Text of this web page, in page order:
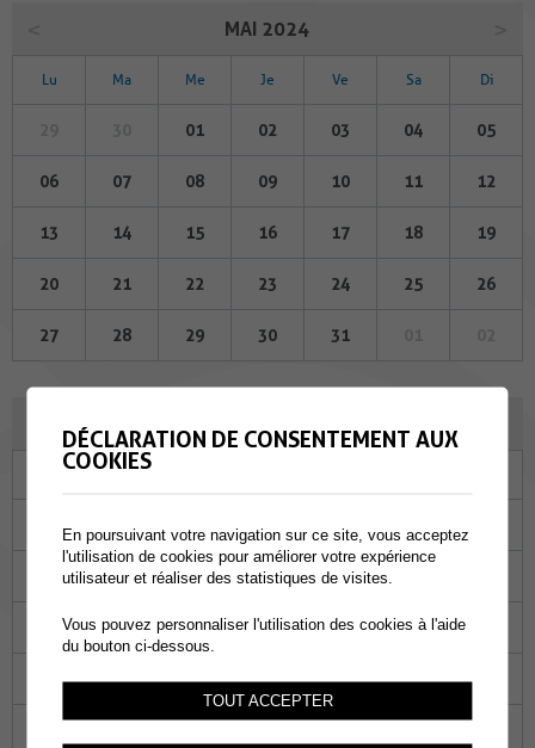
MAI 2024
Lu Ma Me Je Ve Sa Di
01 02 03 04 05
06 07 08 09 10 11 12
13 14 15 16 17 18 19
20 21 22 23 24 25 26
27 28 29 30 31
Ma
30 31
04 05 06 07
11 12 13 14 15
18 19 20 21 22
DÉCLARATION DE CONSENTEMENT AUX
COOKIES
En poursuivant votre navigation sur ce site, vous acceptez
l'utilisation de cookies pour améliorer votre expérience
utilisateur et réaliser des statistiques de visites.
Vous pouvez personnaliser l'utilisation des cookies à l'aide
du bouton ci-dessous.
TOUT ACCEPTER